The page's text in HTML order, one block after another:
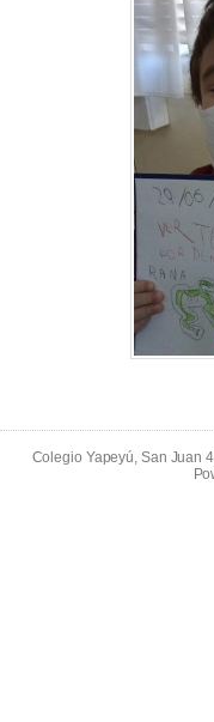
Colegio Yapeyú, San Juan